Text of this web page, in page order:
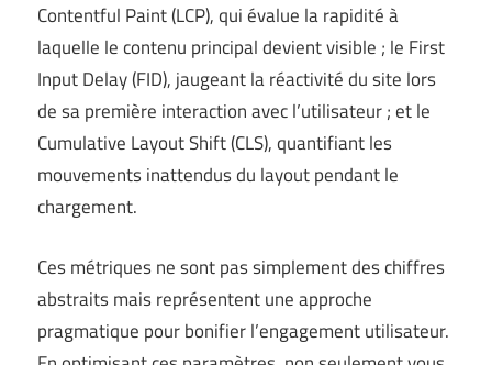
Contentful Paint (LCP), qui évalue la rapidité à
laquelle le contenu principal devient visible ; le First
Input Delay (FID), jaugeant la réactivité du site lors
de sa première interaction avec l’utilisateur ; et le
Cumulative Layout Shift (CLS), quantifiant les
mouvements inattendus du layout pendant le
chargement.
Ces métriques ne sont pas simplement des chiffres
abstraits mais représentent une approche
pragmatique pour bonifier l’engagement utilisateur.